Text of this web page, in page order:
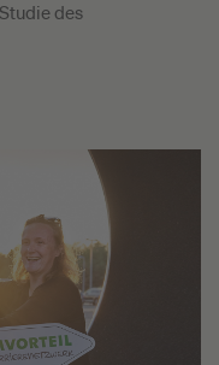
des